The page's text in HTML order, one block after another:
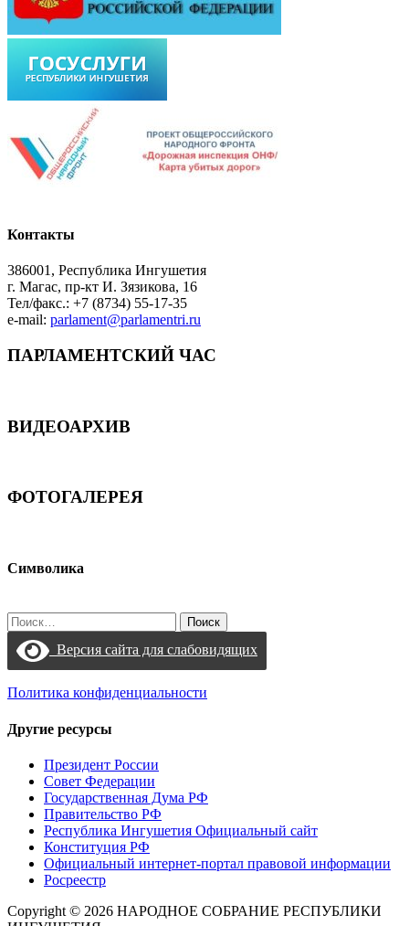
Контакты
386001, Республика Ингушетия
г. Магас, пр-кт И. Зязикова, 16
Тел/факс.: +7 (8734) 55-17-35
e-mail: parlament@parlamentri.ru
ПАРЛАМЕНТСКИЙ ЧАС
ВИДЕОАРХИВ
ФОТОГАЛЕРЕЯ
Символика
Найти:
Версия сайта для слабовидящих
Политика конфиденциальности
Другие ресурсы
Президент России
Совет Федерации
Государственная Дума РФ
Правительство РФ
Республика Ингушетия Официальный сайт
Конституция РФ
Официальный интернет-портал правовой информации
Росреестр
Copyright © 2026 НАРОДНОЕ СОБРАНИЕ РЕСПУБЛИКИ